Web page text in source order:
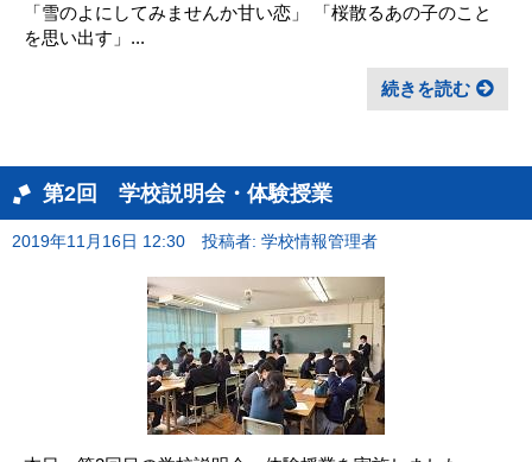
「雪のよにしてみませんか甘い恋」 「桜散るあの子のこと
を思い出す」...
続きを読む
第2回 学校説明会・体験授業
2019年11月16日 12:30 投稿者: 学校情報管理者